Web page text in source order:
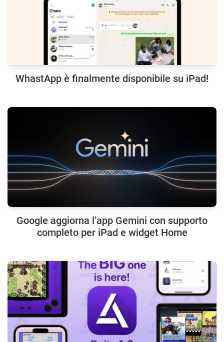
WhastApp è finalmente disponibile su iPad!
Google aggiorna l’app Gemini con supporto
completo per iPad e widget Home